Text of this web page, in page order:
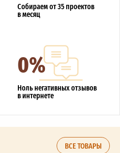
Собираем от 35 проектов
в месяц
0%
Ноль негативных отзывов
в интернете
ВСЕ ТОВАРЫ